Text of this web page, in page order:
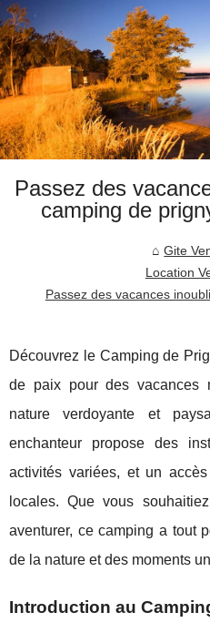
Passez des
camping de
Gite
Location
Passez des vacances
Découvrez le Camping de
de paix pour des vacances
nature verdoyante et
enchanteur propose des
activités variées, et un
locales. Que vous
aventurer, ce camping a tout
de la nature et des moments
Introduction au